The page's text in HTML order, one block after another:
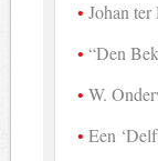
Johan
“Den
W.
Een